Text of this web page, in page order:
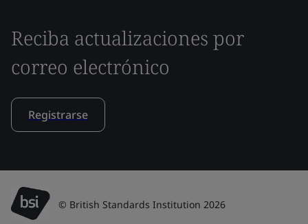
Reciba actualizaciones por
correo electrónico
Registrarse
© British Standards Institution 2026